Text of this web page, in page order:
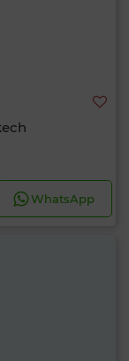
WhatsApp